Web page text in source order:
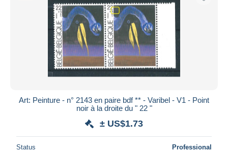
Art: Peinture - n° 2143 en paire bdf ** - Varibel - V1 - Point
noir à la droite du " 22 "
± US$1.73
Status Professional